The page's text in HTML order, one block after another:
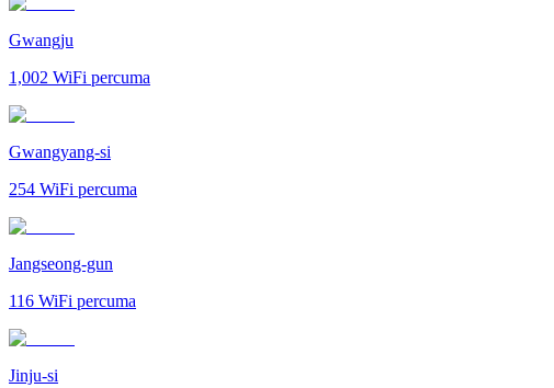
Gwangju
1,002 WiFi percuma
Gwangyang-si
254 WiFi percuma
Jangseong-gun
116 WiFi percuma
Jinju-si